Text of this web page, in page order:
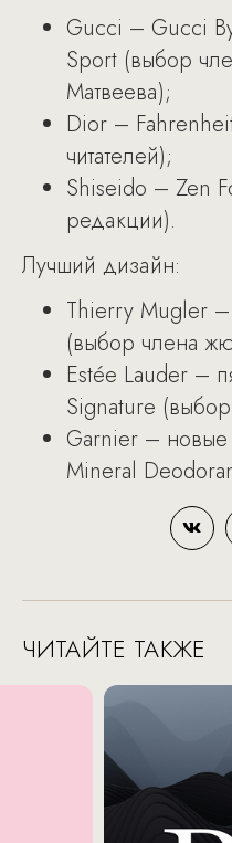
Gucci – Gucci
Sport (выбор
Матвеева);
Dior –
читателей);
Shiseido – Zen
редакции).
Лучший дизайн:
Thierry Mugler
(выбор члена
Estée Lauder –
Signature (выбор
Garnier –
Mineral
ЧИТАЙТЕ ТАКЖЕ